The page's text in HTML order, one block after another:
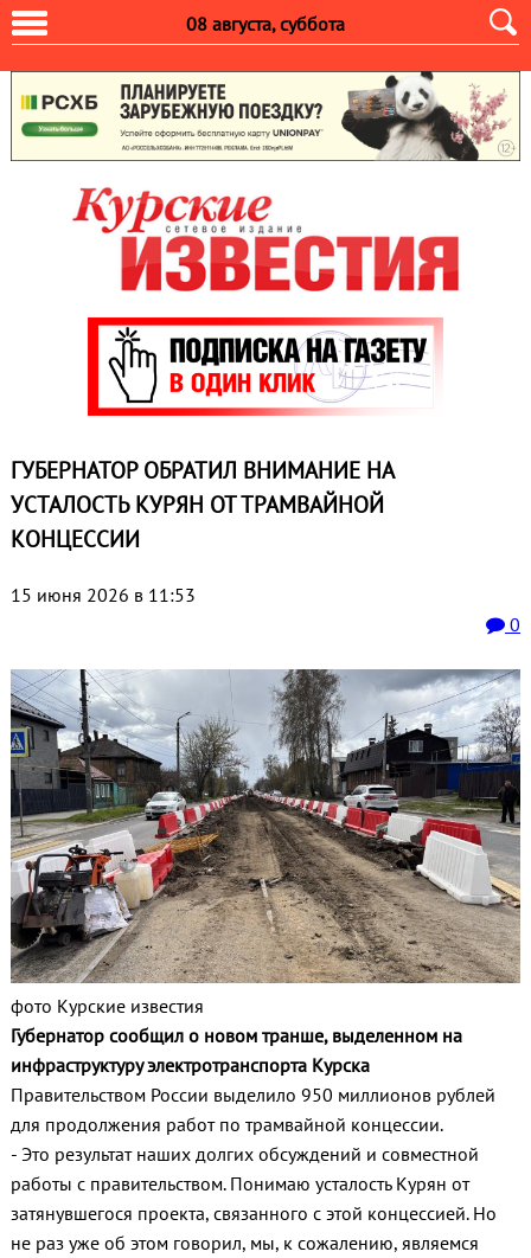
08 августа, суббота
ГУБЕРНАТОР ОБРАТИЛ ВНИМАНИЕ НА
УСТАЛОСТЬ КУРЯН ОТ ТРАМВАЙНОЙ
КОНЦЕССИИ
15 июня 2026 в 11:53
0
фото Курские известия
Губернатор сообщил о новом транше, выделенном на
инфраструктуру электротранспорта Курска
Правительством России выделило 950 миллионов рублей
для продолжения работ по трамвайной концессии.
- Это результат наших долгих обсуждений и совместной
работы с правительством. Понимаю усталость Курян от
затянувшегося проекта, связанного с этой концессией. Но
не раз уже об этом говорил, мы, к сожалению, являемся